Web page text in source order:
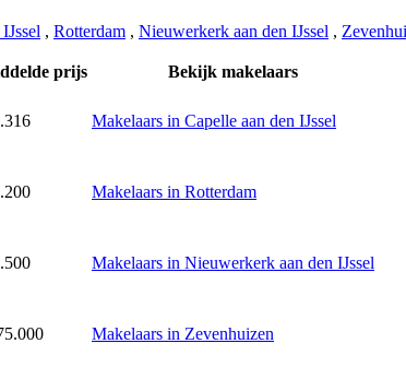
, Rotterdam , Nieuwerkerk aan den IJssel ,
prijs Bekijk makelaars
Makelaars in Capelle aan den IJssel
Makelaars in Rotterdam
Makelaars in Nieuwerkerk aan den IJssel
Makelaars in Zevenhuizen